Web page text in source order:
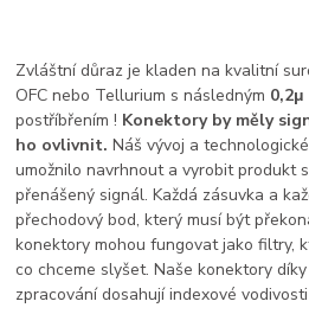
Zvláštní důraz je kladen na kvalitní
OFC nebo Tellurium s následným
postříbřením ! Konektory by měly
ho ovlivnit.Náš vývoj a
umožnilo navrhnout a vyrobit produkt
přenášený signál. Každá zásuvka a
přechodový bod, který musí být
konektory mohou fungovat jako filtry,
co chceme slyšet. Naše konektory
zpracování dosahují indexové